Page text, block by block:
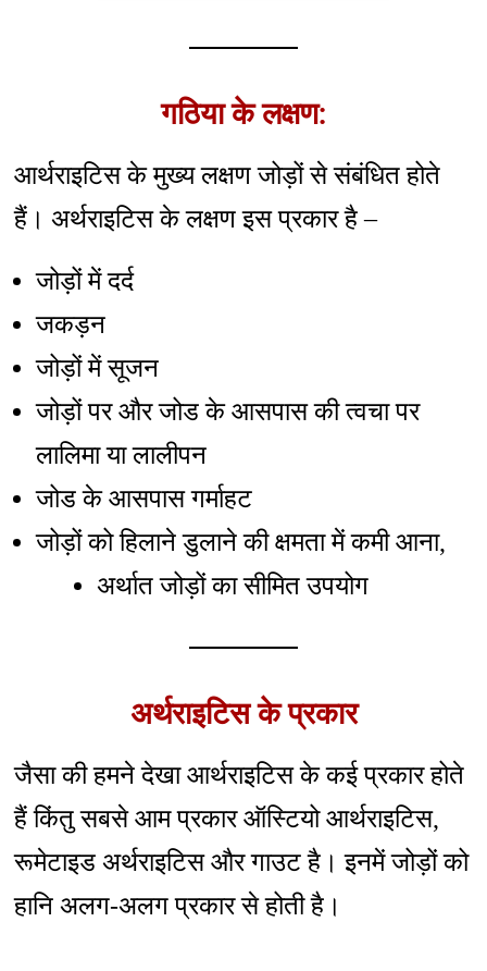
गठिया के लक्षण:
आर्थराइटिस के मुख्य लक्षण जोड़ों से संबंधित होते
हैं। अर्थराइटिस के लक्षण इस प्रकार है –
जोड़ों में दर्द
जकड़न
जोड़ों में सूजन
जोड़ों पर और जोड के आसपास की त्वचा पर
लालिमा या लालीपन
जोड के आसपास गर्माहट
जोड़ों को हिलाने डुलाने की क्षमता में कमी आना,
अर्थात जोड़ों का सीमित उपयोग
अर्थराइटिस के प्रकार
जैसा की हमने देखा आर्थराइटिस के कई प्रकार होते
हैं किंतु सबसे आम प्रकार ऑस्टियो आर्थराइटिस,
रूमेटाइड अर्थराइटिस और गाउट है। इनमें जोड़ों को
हानि अलग-अलग प्रकार से होती है।